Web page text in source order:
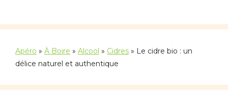
Apéro » À Boire » Alcool » Cidres » Le cidre bio : un
délice naturel et authentique